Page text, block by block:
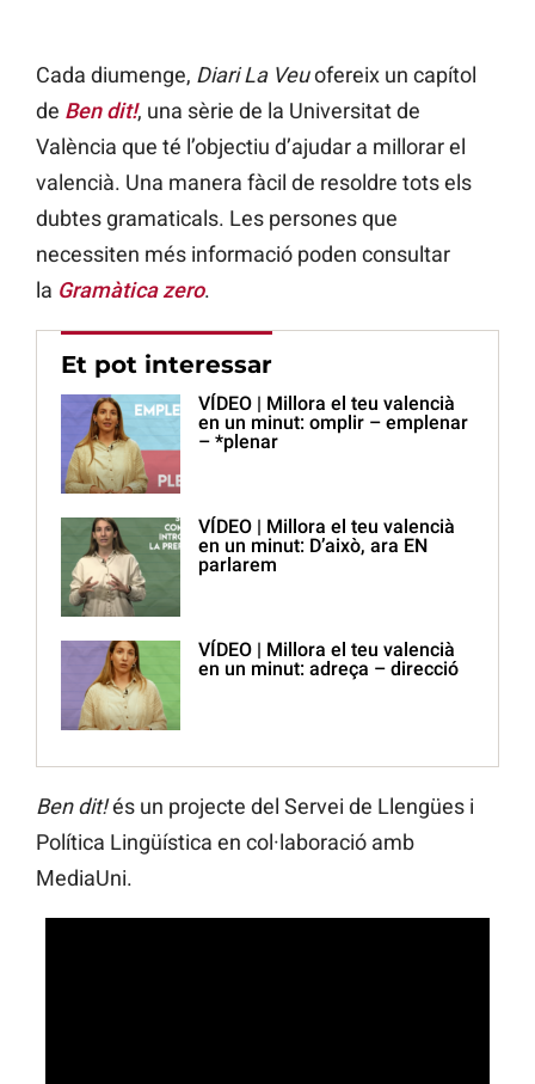
Cada diumenge, Diari La Veuofereix un capítol
de Ben dit!, una sèrie de la Universitat de
València que té l’objectiu d’ajudar a millorar el
valencià. Una manera fàcil de resoldre tots els
dubtes gramaticals. Les persones que
necessiten més informació poden consultar
la Gramàtica zero.
Et pot interessar
VÍDEO | Millora el teu valencià
en un minut: omplir – emplenar
– *plenar
VÍDEO | Millora el teu valencià
en un minut: D’això, ara EN
parlarem
VÍDEO | Millora el teu valencià
en un minut: adreça – direcció
Ben dit!és un projecte del Servei de Llengües i
Política Lingüística en col·laboració amb
MediaUni.